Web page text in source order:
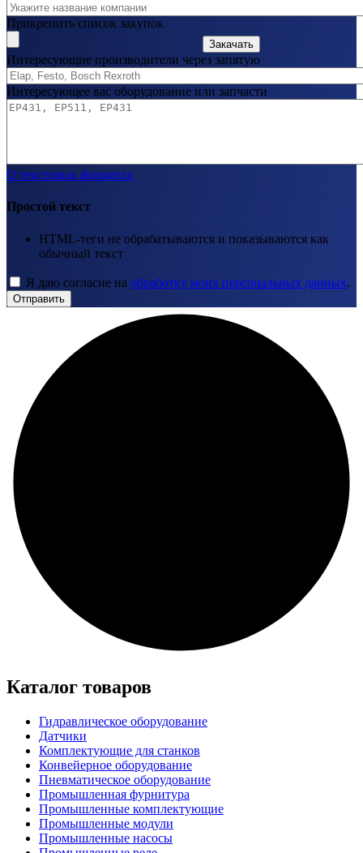
Прикрепить список закупок
Закачать
Интересующие производители через запятую
Интересующее вас оборудование или запчасти
О текстовых форматах
Простой текст
HTML-теги не обрабатываются и показываются как
обычный текст
Я даю согласие на обработку моих персональных данных.
Отправить
Каталог товаров
Гидравлическое оборудование
Датчики
Комплектующие для станков
Конвейерное оборудование
Пневматическое оборудование
Промышленная фурнитура
Промышленные комплектующие
Промышленные модули
Промышленные насосы